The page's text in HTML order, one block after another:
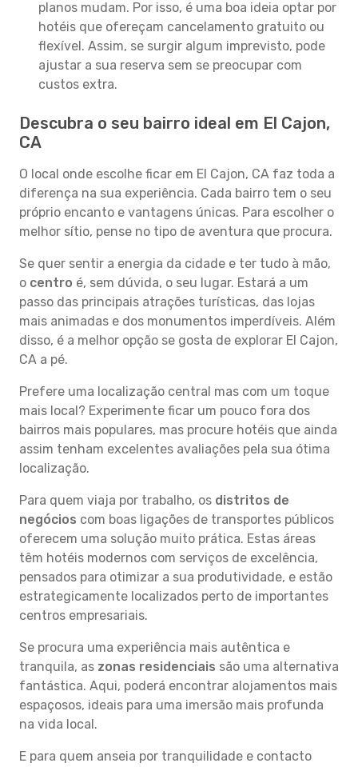
planos mudam. Por isso, é uma boa ideia optar por
hotéis que ofereçam cancelamento gratuito ou
flexível. Assim, se surgir algum imprevisto, pode
ajustar a sua reserva sem se preocupar com
custos extra.
Descubra o seu bairro ideal em El Cajon,
CA
O local onde escolhe ficar em El Cajon, CA faz toda a
diferença na sua experiência. Cada bairro tem o seu
próprio encanto e vantagens únicas. Para escolher o
melhor sítio, pense no tipo de aventura que procura.
Se quer sentir a energia da cidade e ter tudo à mão,
o centro é, sem dúvida, o seu lugar. Estará a um
passo das principais atrações turísticas, das lojas
mais animadas e dos monumentos imperdíveis. Além
disso, é a melhor opção se gosta de explorar El Cajon,
CA a pé.
Prefere uma localização central mas com um toque
mais local? Experimente ficar um pouco fora dos
bairros mais populares, mas procure hotéis que ainda
assim tenham excelentes avaliações pela sua ótima
localização.
Para quem viaja por trabalho, os distritos de
negócios com boas ligações de transportes públicos
oferecem uma solução muito prática. Estas áreas
têm hotéis modernos com serviços de excelência,
pensados para otimizar a sua produtividade, e estão
estrategicamente localizados perto de importantes
centros empresariais.
Se procura uma experiência mais autêntica e
tranquila, as zonas residenciais são uma alternativa
fantástica. Aqui, poderá encontrar alojamentos mais
espaçosos, ideais para uma imersão mais profunda
na vida local.
E para quem anseia por tranquilidade e contacto